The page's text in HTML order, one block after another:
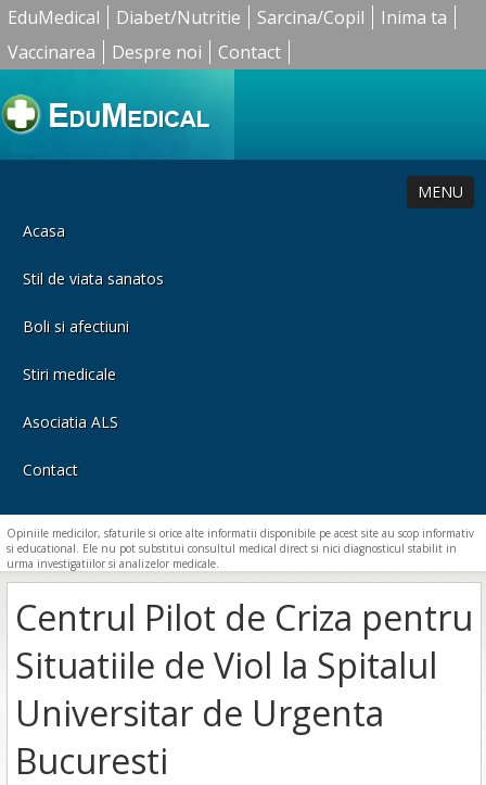
EduMedical Diabet/Nutritie Sarcina/Copil
Inima ta
Vaccinarea
Despre noi Contact
MENU
Acasa
Stil de viata sanatos
Boli si afectiuni
Stiri medicale
Asociatia ALS
Contact
Opiniile medicilor, sfaturile si orice alte informatii disponibile pe acest site au scop informativ
si educational. Ele nu pot substitui consultul medical direct si nici diagnosticul stabilit in
urma investigatiilor si analizelor medicale.
Centrul Pilot de Criza pentru
Situatiile de Viol la Spitalul
Universitar de Urgenta
Bucuresti